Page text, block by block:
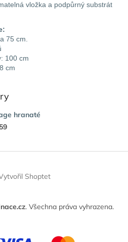
vložka a podpůrný substrát
75 cm.
100 cm
cm
hranaté
Shoptet
. Všechna práva vyhrazena.